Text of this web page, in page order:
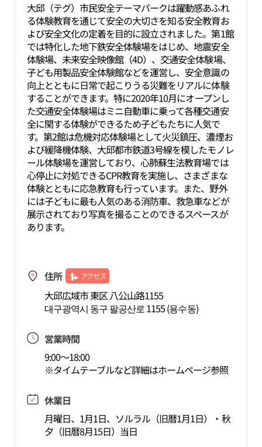
大邱（テグ）市民安全テーマパークは躍動感あふれ
る体験教育を通じて安全の大切さを知る安全教育お
よび安全文化の定着を目的に設立されました。第1館
では特化した地下鉄安全体験場をはじめ、地震安全
体験場、未来安全映像館（4D）、交通安全体験場、
子ども用製品安全体験館などを運営し、安全意識の
向上とともに日常で起こりうる災難をリアルに体験
することができます。特に2020年10月にオープンし
た交通安全体験場はミニ自動車に乗って各種交通安
全に関する体験ができるため子どもたちに人気で
す。第2館は危機対応体験場として火災鎮圧、濃煙お
よび緩降機体験、大邱都市鉄道3号線を模したモノレ
ール体験場を運営しており、心肺蘇生法教育場では
心停止に対処できるCPR教育を実施し、さまざまな
体験とともに応急教育も行っています。また、野外
には子どもに最も人気のある消防車、救急車などが
展示されており写真を撮ることのできるスペースが
あります。
住所 アクセス
大邱広域市 東区 八公山路1155
대구광역시 동구 팔공산로 1155 (용수동)
営業時間
9:00～18:00
※タイムテーブルなど詳細はホームページ参照
休業日
月曜日、1月1日、ソルラル（旧暦1月1日）・秋
夕（旧暦8月15日）当日